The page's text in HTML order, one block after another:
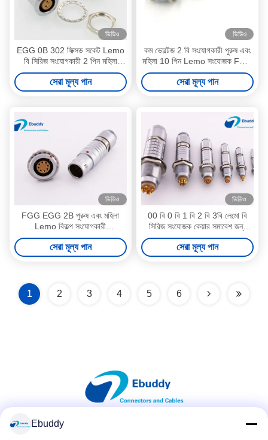
ভিডিও
EGG 0B 302 ফিক্সড সকেট Lemo
বি সিরিজ সংযোগকারী 2 পিন মহিলা
ধাক্কা টানুন স্টেইনলেস সংযোগকারী
সেরা মূল্য পান
ভিডিও
কম ভোল্টেজ 2 বি সংযোগকারী পুরুষ এবং
মহিলা 10 পিন Lemo সংযোজক FGG
EGG
সেরা মূল্য পান
ভিডিও
FGG EGG 2B পুরুষ এবং মহিলা
Lemo বিকল্প সংযোগকারী
FGG.2B.308.CLAD
EGG.2B.308.CLL
সেরা মূল্য পান
ভিডিও
00 বি 0 বি 1 বি 2 বি 3বি লেমো বি
সিরিজ সংযোজক কেয়ার সমাবেশ জন্য
বিকল্প 2-32 পিনের
সেরা মূল্য পান
1 2 3 4 5 6
Ebuddy